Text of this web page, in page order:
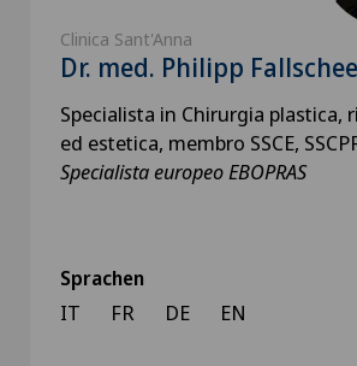
Clinica Sant'Anna
Dr. med. Philipp
Specialista in Chirurgia plastica,
ed estetica, membro SSCE,
Specialista europeo EBOPRAS
Sprachen
IT FR DE EN